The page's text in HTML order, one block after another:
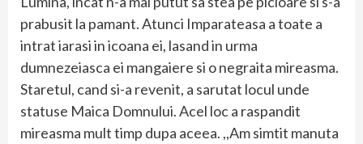
prabusit la pamant. Atunci Imparateasa a toate a
intrat iarasi in icoana ei, lasand in urma
dumnezeiasca ei mangaiere si o negraita mireasma.
Staretul, cand si-a revenit, a sarutat locul unde
statuse Maica Domnului. Acel loc a raspandit
mireasma mult timp dupa aceea. ,,Am simtit manuta